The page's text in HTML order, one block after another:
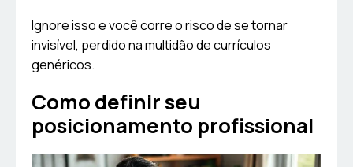
Ignore isso e você corre o risco de se tornar
invisível, perdido na multidão de currículos
genéricos.
Como definir seu
posicionamento profissional